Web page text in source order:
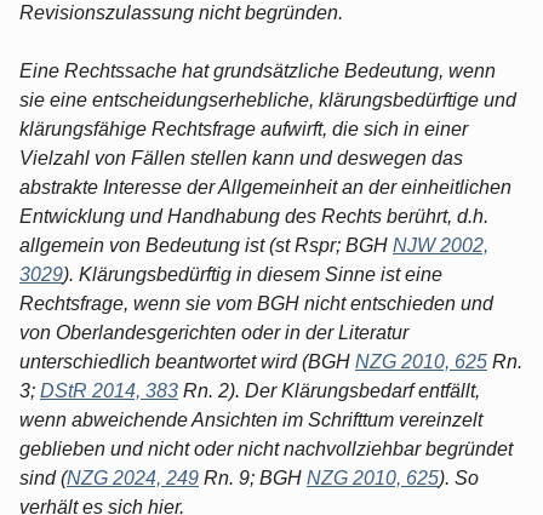
Revisionszulassung nicht begründen.
Eine Rechtssache hat grundsätzliche Bedeutung, wenn
sie eine entscheidungserhebliche, klärungsbedürftige und
klärungsfähige Rechtsfrage aufwirft, die sich in einer
Vielzahl von Fällen stellen kann und deswegen das
abstrakte Interesse der Allgemeinheit an der einheitlichen
Entwicklung und Handhabung des Rechts berührt, d.h.
allgemein von Bedeutung ist (st Rspr; BGH NJW 2002,
3029). Klärungsbedürftig in diesem Sinne ist eine
Rechtsfrage, wenn sie vom BGH nicht entschieden und
von Oberlandesgerichten oder in der Literatur
unterschiedlich beantwortet wird (BGH NZG 2010, 625 Rn.
3; DStR 2014, 383 Rn. 2). Der Klärungsbedarf entfällt,
wenn abweichende Ansichten im Schrifttum vereinzelt
geblieben und nicht oder nicht nachvollziehbar begründet
sind (NZG 2024, 249 Rn. 9; BGH NZG 2010, 625). So
verhält es sich hier.